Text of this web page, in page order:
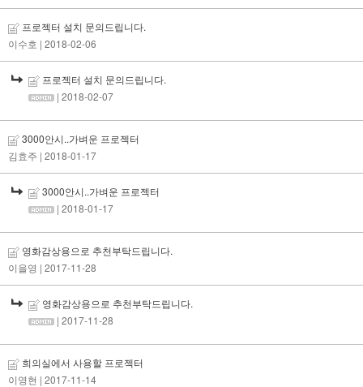
프로젝터 설치 문의드립니다.
이수호 | 2018-02-06
프로젝터 설치 문의드립니다.
| 2018-02-07
3000안시..가벼운 프로젝터
김효주 | 2018-01-17
3000안시..가벼운 프로젝터
| 2018-01-17
영화감상용으로 추천부탁드립니다.
이을영 | 2017-11-28
영화감상용으로 추천부탁드립니다.
| 2017-11-28
희의실에서 사용할 프로젝터
이영현 | 2017-11-14